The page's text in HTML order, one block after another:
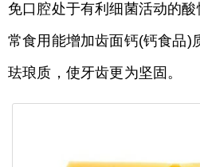
免口腔处于有利细菌活动的
常食用能增加齿面钙(钙食品)
珐琅质，使牙齿更为坚固。